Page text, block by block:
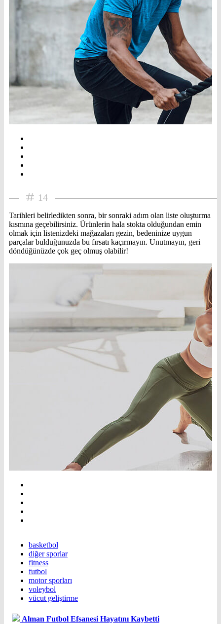
14
Tarihleri belirledikten sonra, bir sonraki adım olan liste oluşturma
kısmına geçebilirsiniz. Ürünlerin hala stokta olduğundan emin
olmak için listenizdeki mağazaları gezin, bedeninize uygun
parçalar bulduğunuzda bu fırsatı kaçırmayın. Unutmayın, geri
döndüğünüzde çok geç olmuş olabilir!
basketbol
diğer sporlar
fitness
futbol
motor sporları
voleybol
vücut geliştirme
Alman Futbol Efsanesi Hayatını Kaybetti